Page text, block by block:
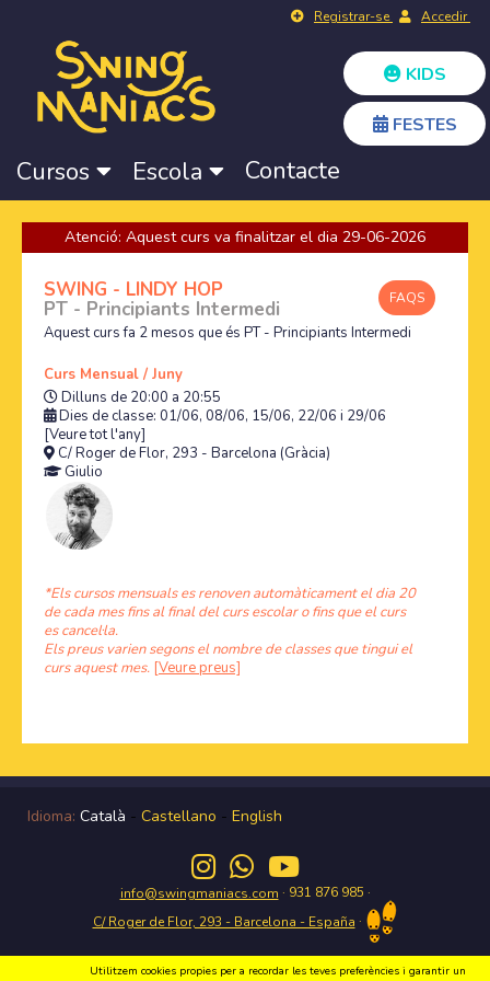
Registrar-se Accedir
KIDS
FESTES
Cursos Escola Contacte
Atenció: Aquest curs va finalitzar el dia 29-06-2026
FAQS
SWING - LINDY HOP
PT - Principiants Intermedi
Aquest curs fa 2 mesos que és PT - Principiants Intermedi
Curs Mensual / Juny
Dilluns de 20:00 a 20:55
Dies de classe: 01/06, 08/06, 15/06, 22/06 i 29/06
[Veure tot l'any]
C/ Roger de Flor, 293 - Barcelona (Gràcia)
Giulio
*Els cursos mensuals es renoven automàticament el dia 20
de cada mes fins al final del curs escolar o fins que el curs
es cancel·la.
Els preus varien segons el nombre de classes que tingui el
curs aquest mes. [Veure preus]
Idioma: Català - Castellano - English
info@swingmaniacs.com · 931 876 985 ·
C/ Roger de Flor, 293 - Barcelona - España ·
Utilitzem cookies propies per a recordar les teves preferències i garantir un